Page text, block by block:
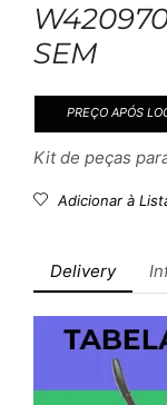
SEM
PREÇO APÓS
Kit de peças
Adicionar à
Delivery